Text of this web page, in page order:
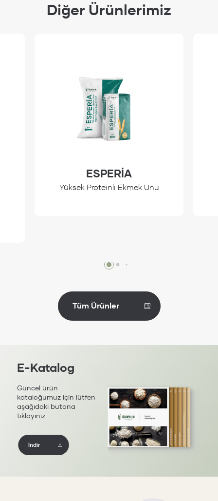
Diğer Ürünlerimiz
ESPERİA
Yüksek Proteinli Ekmek Unu
Tüm Ürünler
E-Katalog
Güncel ürün
kataloğumuz için lütfen
aşağıdaki butona
tıklayınız.
İndir